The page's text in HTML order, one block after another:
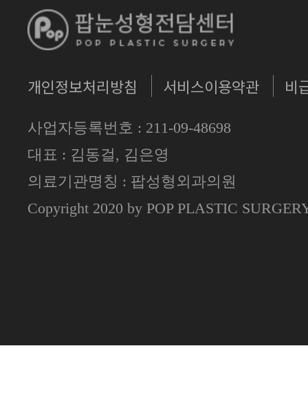
개인정보처리방침 서비스이용약관 비
사업자등록번호 : 211-09-48698
대표 : 김동걸, 김은영
의료기관명칭 : 팝성형외과의원
Copyright 2020 by POP PLASTIC